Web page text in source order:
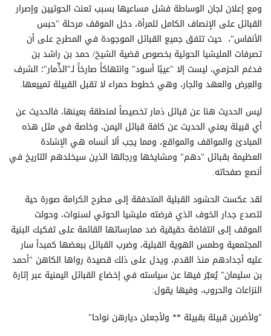
ومع إعلان لجان الوساطة فشل مساعيها بسبب تعنت الحوثيين وإصرار
القبائل على الإنصاف الكامل للمرأة، دخل الموقف مرحلة "حبس
الأنفاس"، حيث تتفق جميع القبائل الموجودة في المطرح على أن
تصرفات المليشيا الحوثية بخصوص قضية الشيخ/ حمد بن راشد بن
فدغم الحزمي، ليست إلا "عيبًا أسود" وانتهاكاً صارخاً لـ"الذِّمار"؛ الشرف
والعِرض والعهد والجار، وهي خطوط حمراء لا تقبل القبيلة تمييعها.
ليس الحديث هنا عن قبائل ذمار تخصيصاً لمنطقة بعينها، فالحديث عن
أي قبيلة يعني الحديث عن كافة قبائل اليمن، وخاصة في مثل هذه
المبادئ والمواقف والمواقع، ومما يجب ألا أنساه هي الإشادة
العظيمة بقبائل "دهم" ومشايخها ورجالها الذين سيخلدهم التاريخ في
أنصع صفحاته.
لقد عكست الحشود القبلية المتدفقة إلى مطرح الكرامة صورة حية
لتصدع جدار الخوف الذي فرضته مليشيا الحوثي لسنوات، وحولت
الموقف إلى انتفاضة حقيقية ضد ممارساتها القائمة على تفكيك البنية
المجتمعية وطمس الهوية القبلية، وضرب القبائل ببعضها كمبدأ سار
عليه أجدادهم منذ القدم، ويدل على ذلك قصيدة رواها الكاهن "أحمد
بن سليمان" يُعبّر فيها عن سياسته في إخضاع القبائل اليمنية عبر إثارة
النزاعات والحروب، وفيها يقول:
"ولأضربن قبيلة بقبيلة ** ولأجعلن ديارهن نواحا"